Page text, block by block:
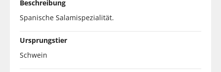
Beschreibung
Spanische Salamispezialität.
Ursprungstier
Schwein